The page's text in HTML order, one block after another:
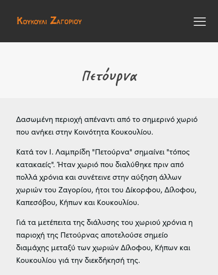
Πετόυρνα
Δασωμένη περιοχή απέναντι από το σημερινό χωριό
που ανήκει στην Κοινότητα Κουκουλίου.
Κατά τον Ι. Λαμπρίδη "Πετούρνα" σημαίνει "τόπος
κατακαείς". Ήταν χωριό που διαλύθηκε πριν από
πολλά χρόνια και συνέτεινε στην αύξηση άλλων
χωριών του Ζαγορίου, ήτοι του Δίκορφου, Δίλοφου,
Καπεσόβου, Κήπων και Κουκουλίου.
Γιά τα μετέπειτα της διάλυσης του χωριού χρόνια η
παριοχή της Πετούρνας αποτελούσε σημείο
διαμάχης μεταξύ των χωριών Δίλοφου, Κήπων και
Κουκουλίου γιά την διεκδήκησή της.